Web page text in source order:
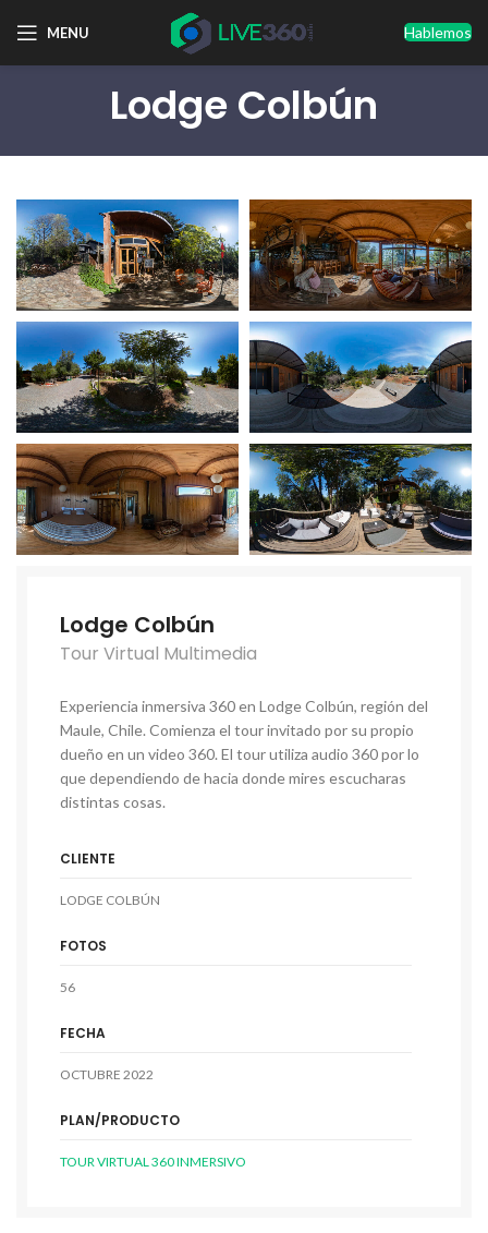
MENU Hablemos
Lodge Colbún
Lodge Colbún
Tour Virtual Multimedia
Experiencia inmersiva 360 en Lodge Colbún, región del
Maule, Chile. Comienza el tour invitado por su propio
dueño en un video 360. El tour utiliza audio 360 por lo
que dependiendo de hacia donde mires escucharas
distintas cosas.
CLIENTE
LODGE COLBÚN
FOTOS
56
FECHA
OCTUBRE 2022
PLAN/PRODUCTO
TOUR VIRTUAL 360 INMERSIVO